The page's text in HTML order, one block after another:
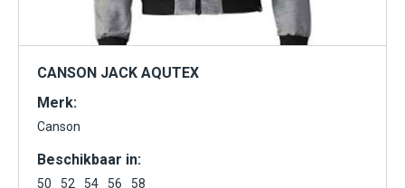
CANSON JACK AQUTEX
Merk:
Canson
Beschikbaar in:
50 52 54 56 58